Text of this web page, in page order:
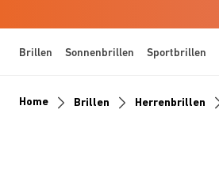
Brillen Sonnenbrillen Sportbrillen
Home Brillen Herrenbrillen